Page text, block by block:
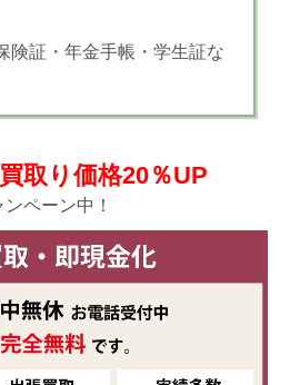
険証・年金手帳・学生証な
買取り価格20％UP
ンペーン中！